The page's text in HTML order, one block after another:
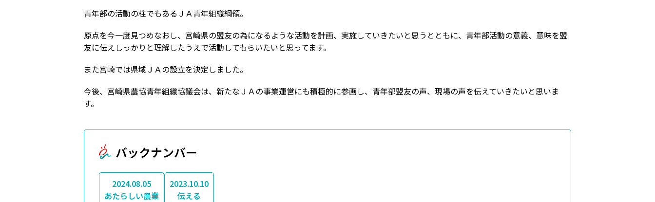
青年部の活動の柱でもあるＪＡ青年組織綱領。
原点を今一度見つめなおし、宮崎県の盟友の為になるような活動を計画、実施していきたいと思うとともに、青年部活動の意義、意味を盟
友に伝えしっかりと理解したうえで活動してもらいたいと思ってます。
また宮崎では県域ＪＡの設立を決定しました。
今後、宮崎県農協青年組織協議会は、新たなＪＡの事業運営にも積極的に参画し、青年部盟友の声、現場の声を伝えていきたいと思いま
す。
バックナンバー
2024.08.05
あたらしい農業
2023.10.10
伝える